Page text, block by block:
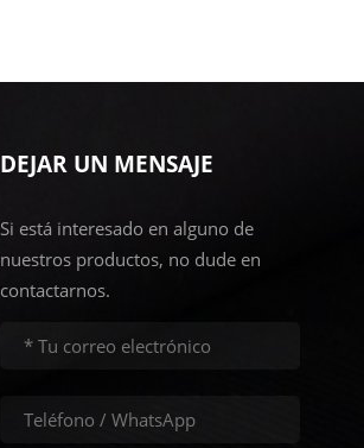
DEJAR UN MENSAJE
Si está interesado en alguno de
nuestros productos, no dude en
contactarnos.